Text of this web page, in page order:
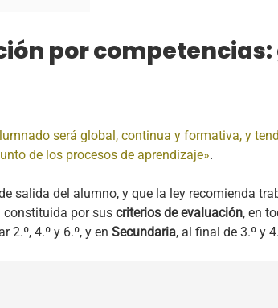
por
será global, continua y formativa, y
de los procesos de aprendizaje».
salida del alumno, y que la ley recomienda
constituida por sus criterios de evaluación, en
2.º, 4.º y 6.º, y en Secundaria, al final de 3.º y